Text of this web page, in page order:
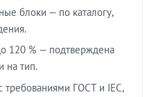
блоки — по каталогу,
120 % — подтверждена
на тип.
ГОСТ и IEC,